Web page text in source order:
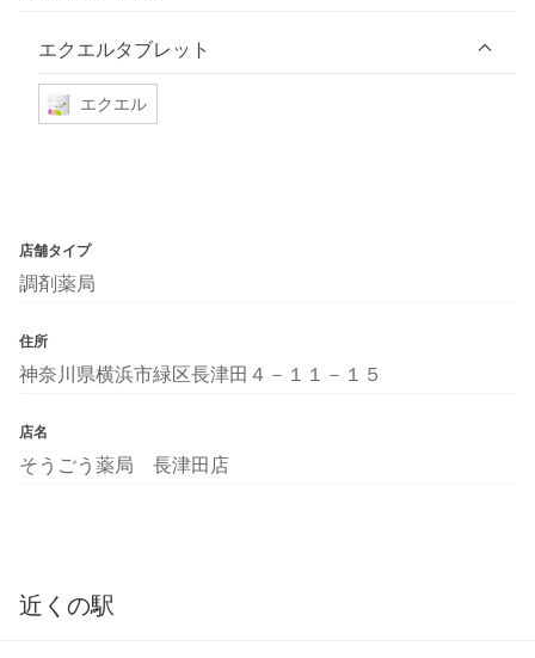
エクエルタブレット
エクエル
店舗タイプ
調剤薬局
住所
神奈川県横浜市緑区長津田４－１１－１５
店名
そうごう薬局 長津田店
近くの駅